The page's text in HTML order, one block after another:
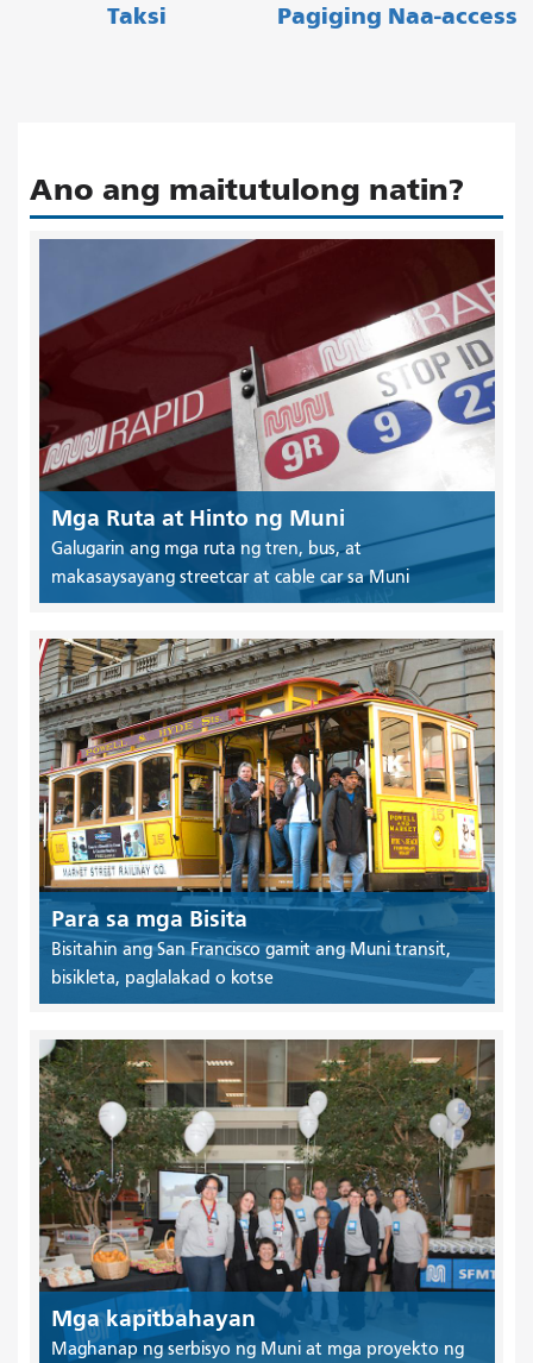
Taksi Pagiging Naa-access
Ano ang maitutulong natin?
Mga Ruta at Hinto ng Muni
Galugarin ang mga ruta ng tren, bus, at
makasaysayang streetcar at cable car sa Muni
Para sa mga Bisita
Bisitahin ang San Francisco gamit ang Muni transit,
bisikleta, paglalakad o kotse
Mga kapitbahayan
Maghanap ng serbisyo ng Muni at mga proyekto ng